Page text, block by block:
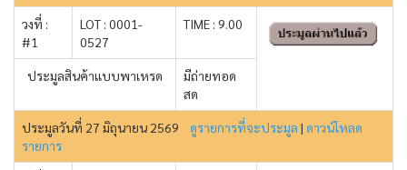
วงที่ :
#1
LOT : 0001-
0527
TIME : 9.00
ประมูลสินค้าแบบพาเหรด
มีถ่ายทอด
สด
ประมูลวันที่ 27 มิถุนายน 2569 ดูรายการที่จะประมูล | ดาวน์โหลด
รายการ